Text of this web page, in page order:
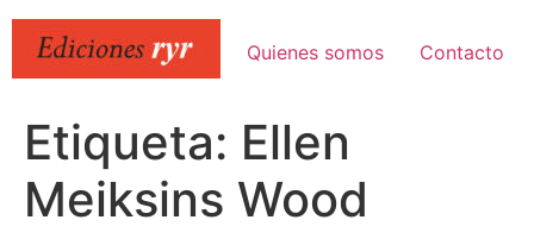
contenido
Quienes somos Contacto
Etiqueta: Ellen
Meiksins Wood